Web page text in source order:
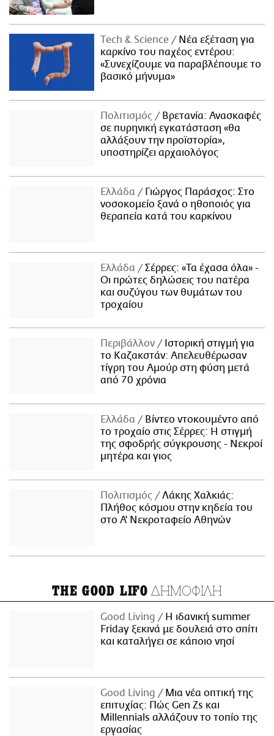
Τech & Science
Νέα εξέταση για
καρκίνο του παχέος εντέρου:
«Συνεχίζουμε να παραβλέπουμε το
βασικό μήνυμα»
Πολιτισμός
Βρετανία: Ανασκαφές
σε πυρηνική εγκατάσταση «θα
αλλάξουν την προϊστορία»,
υποστηρίζει αρχαιολόγος
Ελλάδα
Γιώργος Παράσχος: Στο
νοσοκομείο ξανά ο ηθοποιός για
θεραπεία κατά του καρκίνου
Ελλάδα
Σέρρες: «Τα έχασα όλα» -
Οι πρώτες δηλώσεις του πατέρα
και συζύγου των θυμάτων του
τροχαίου
Περιβάλλον
Ιστορική στιγμή για
το Καζακστάν: Απελευθέρωσαν
τίγρη του Αμούρ στη φύση μετά
από 70 χρόνια
Ελλάδα
Βίντεο ντοκουμέντο από
το τροχαίο στις Σέρρες: Η στιγμή
της σφοδρής σύγκρουσης - Νεκροί
μητέρα και γιος
Πολιτισμός
Λάκης Χαλκιάς:
Πλήθος κόσμου στην κηδεία του
στο Α' Νεκροταφείο Αθηνών
THE GOOD LIFO ΔΗΜΟΦΙΛΗ
Good Living
Η ιδανική summer
Friday ξεκινά με δουλειά στο σπίτι
και καταλήγει σε κάποιο νησί
Good Living
Μια νέα οπτική της
επιτυχίας: Πώς Gen Zs και
Millennials αλλάζουν το τοπίο της
εργασίας